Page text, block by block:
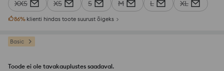
XXS XS S M L XL
86% klienti hindas toote suurust õigeks
Basic
Toode ei ole tavakauplustes saadaval.